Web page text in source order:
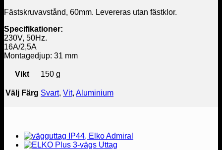
Fästskruvavstånd, 60mm. Levereras utan fästklor.
Specifikationer:
230V, 50Hz.
16A/2,5A
Montagedjup: 31 mm
Vikt 150 g
Välj Färg Svart, Vit, Aluminium